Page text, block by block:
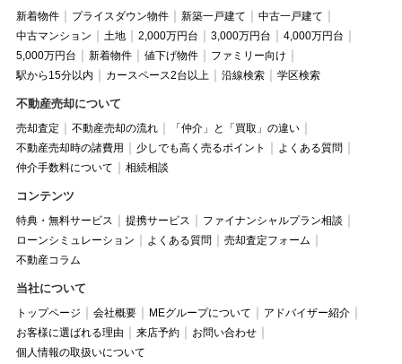
新着物件 プライスダウン物件 新築一戸建て
中古一戸建て
中古マンション
土地 2,000万円台 3,000万円台
4,000万円台
5,000万円台
新着物件 値下げ物件
ファミリー向け
駅から15分以内
カースペース2台以上 沿線検索 学区検索
不動産売却について
売却査定 不動産売却の流れ
「仲介」と「買取」の違い
不動産売却時の諸費用
少しでも高く売るポイント
よくある質問
仲介手数料について
相続相談
コンテンツ
特典・無料サービス 提携サービス
ファイナンシャルプラン相談
ローンシミュレーション
よくある質問
売却査定フォーム
不動産コラム
当社について
トップページ 会社概要 MEグループについて
アドバイザー紹介
お客様に選ばれる理由
来店予約
お問い合わせ
個人情報の取扱いについて